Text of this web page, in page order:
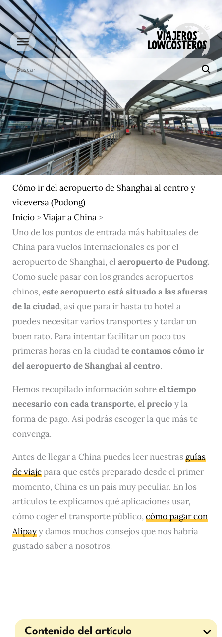
Ir
al
contenido
Cómo ir del aeropuerto de Shanghai al centro y
viceversa (Pudong)
Inicio>Viajar a China>
Uno de los puntos de entrada más habituales de
China para vuelos internacionales es por el
aeropuerto de Shanghai, el aeropuerto de Pudong.
Como suele pasar con los grandes aeropuertos
chinos,este aeropuerto está situado a las afueras
de la ciudad, así que para ir hasta tu hotel a
puedes necesitar varios transportes y tardar un
buen rato. Para intentar facilitar un poco tus
primeras horas en la ciudadte contamos cómo ir
del aeropuerto de Shanghai al centro.
Hemos recopilado información sobreel tiempo
necesario con cada transporte, el precio y la
forma de pago. Así podrás escoger la que más te
convenga.
Antes de llegar a China puedes leer nuestras guías
de viajepara que estés preparado desde el primer
momento, China es un país muy peculiar. En los
artículos te explicamos qué aplicaciones usar,
cómo coger el transporte público,cómo pagar con
Alipayy damos muchos consejos que nos habría
gustado saber a nosotros.
Contenido del artículo